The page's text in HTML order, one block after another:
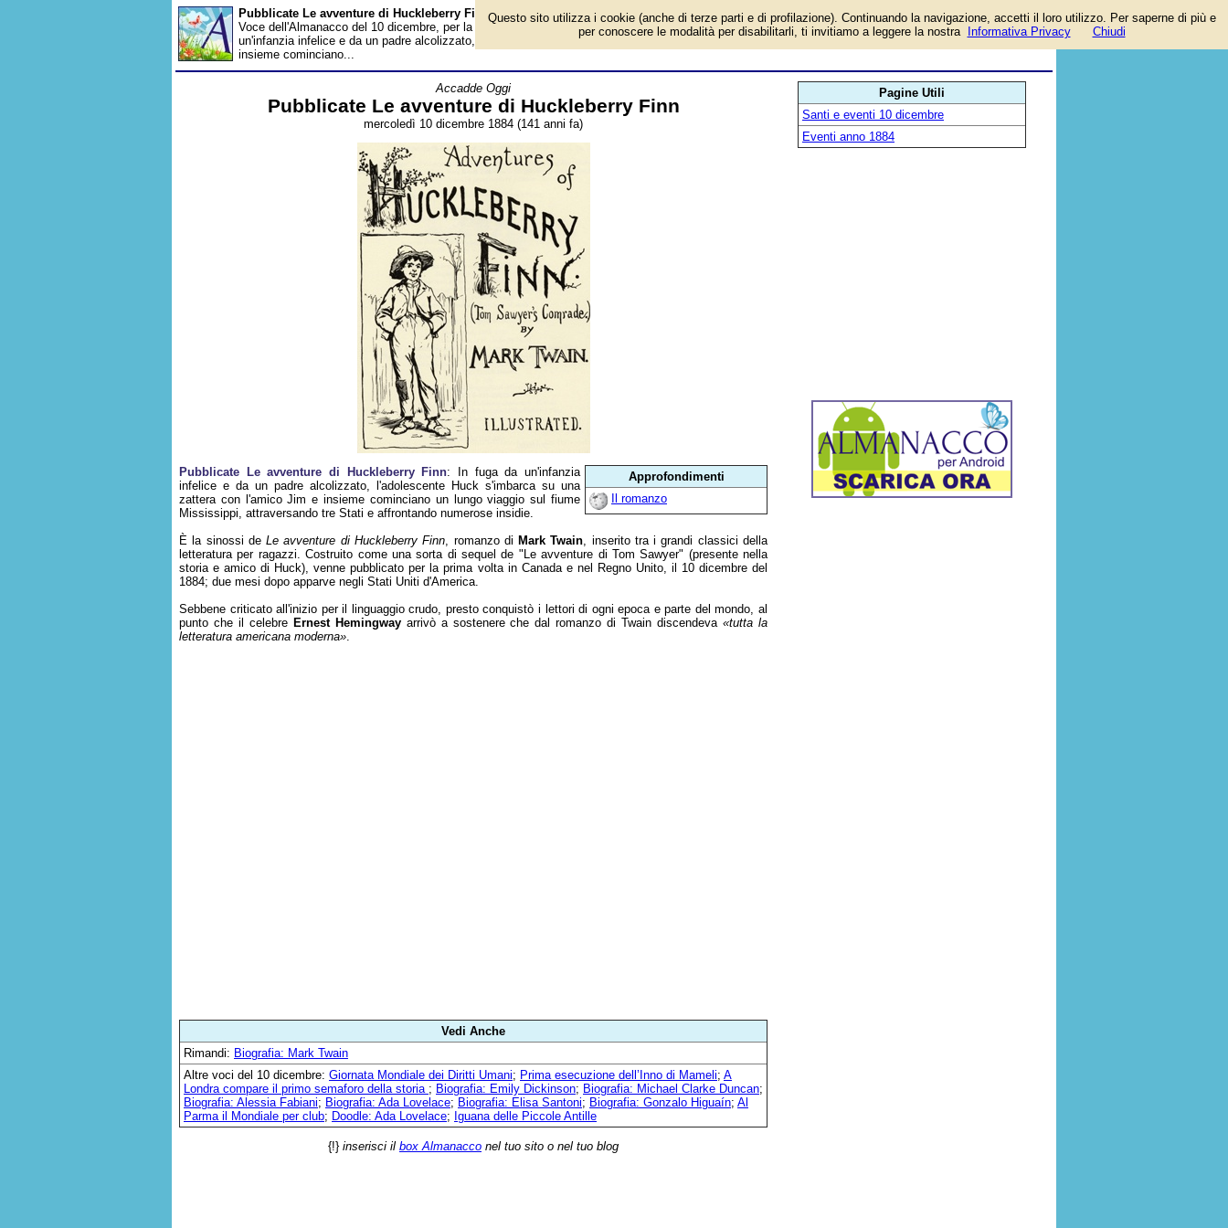
Pubblicate Le avventure di Huckleberry Finn - Almanacco
Voce dell'Almanacco del 10 dicembre, per la rubrica 'Accadde Oggi'. Evento avvenuto 141 anni fa. In fuga da
un'infanzia infelice e da un padre alcolizzato, l'adolescente Huck s'imbarca su una zattera con l'amico Jim e
insieme cominciano...
Accadde Oggi
Pubblicate Le avventure di Huckleberry Finn
mercoledì 10 dicembre 1884 (141 anni fa)
Approfondimenti
Il romanzo
Pubblicate Le avventure di Huckleberry Finn: In fuga da un'infanzia
infelice e da un padre alcolizzato, l'adolescente Huck s'imbarca su una
zattera con l'amico Jim e insieme cominciano un lungo viaggio sul fiume
Mississippi, attraversando tre Stati e affrontando numerose insidie.
È la sinossi deLe avventure di Huckleberry Finn, romanzo di Mark Twain, inserito tra i grandi classici della
letteratura per ragazzi. Costruito come una sorta di sequel de "Le avventure di Tom Sawyer" (presente nella
storia e amico di Huck), venne pubblicato per la prima volta in Canada e nel Regno Unito, il 10 dicembre del
1884; due mesi dopo apparve negli Stati Uniti d'America.
Sebbene criticato all'inizio per il linguaggio crudo, presto conquistò i lettori di ogni epoca e parte del mondo, al
punto che il celebre Ernest Hemingwayarrivò a sostenere che dal romanzo di Twain discendeva«tutta la
letteratura americana moderna».
Vedi Anche
Rimandi: Biografia: Mark Twain
Altre voci del 10 dicembre: Giornata Mondiale dei Diritti Umani; Prima esecuzione dell’Inno di Mameli; A
Londra compare il primo semaforo della storia ; Biografia: Emily Dickinson; Biografia: Michael Clarke Duncan;
Biografia: Alessia Fabiani; Biografia: Ada Lovelace; Biografia: Elisa Santoni; Biografia: Gonzalo Higuaín; Al
Parma il Mondiale per club; Doodle: Ada Lovelace; Iguana delle Piccole Antille
{!} inserisci il box Almanacco nel tuo sito o nel tuo blog
Pagine Utili
Santi e eventi 10 dicembre
Eventi anno 1884
Questo sito utilizza i cookie (anche di terze parti e di profilazione). Continuando la navigazione, accetti il loro utilizzo. Per saperne di più e
per conoscere le modalità per disabilitarli, ti invitiamo a leggere la nostra
Informativa Privacy Chiudi